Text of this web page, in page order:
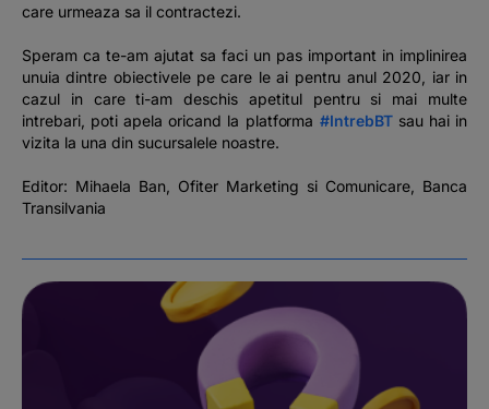
care urmeaza sa il contractezi.
Speram ca te-am ajutat sa faci un pas important in implinirea
unuia dintre obiectivele pe care le ai pentru anul 2020, iar in
cazul in care ti-am deschis apetitul pentru si mai multe
intrebari, poti apela oricand la platforma #IntrebBTsau hai in
vizita la una din sucursalele noastre.
Editor: Mihaela Ban, Ofiter Marketing si Comunicare, Banca
Transilvania